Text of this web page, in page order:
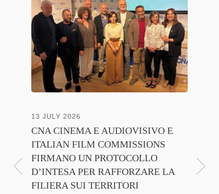
13 JULY 2026
CNA CINEMA E AUDIOVISIVO E
ITALIAN FILM COMMISSIONS
FIRMANO UN PROTOCOLLO
D’INTESA PER RAFFORZARE LA
FILIERA SUI TERRITORI